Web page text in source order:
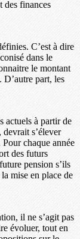
des finances
C’est à dire
dans le
le montant
part, les
actuels à partir de
s’élever
chaque année
des futurs
pension s’ils
mise en place de
il ne s’agit pas
évoluer, tout en